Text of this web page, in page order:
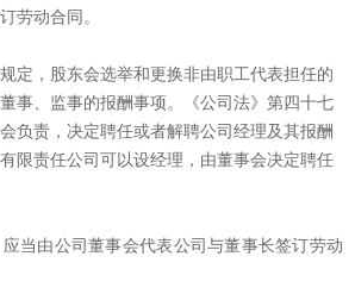
劳动合同。
定，股东会选举和更换非由职工代表担任的
事、监事的报酬事项。《公司法》第四十七
负责，决定聘任或者解聘公司经理及其报酬
限责任公司可以设经理，由董事会决定聘任
当由公司董事会代表公司与董事长签订劳动